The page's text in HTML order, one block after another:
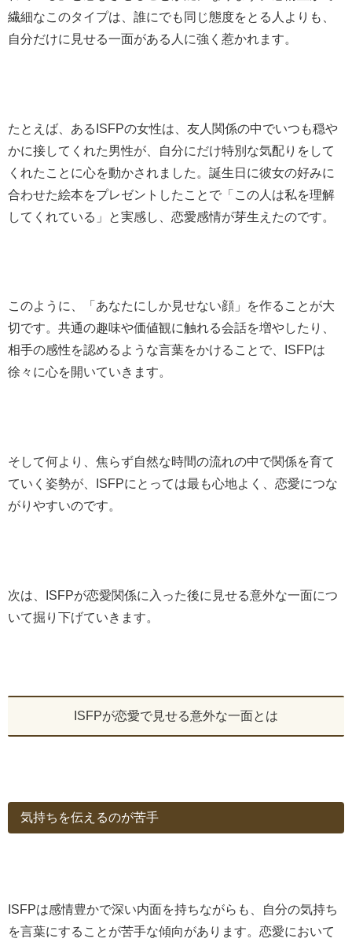
繊細なこのタイプは、誰にでも同じ態度をとる人よりも、
自分だけに見せる一面がある人に強く惹かれます。
たとえば、あるISFPの女性は、友人関係の中でいつも穏や
かに接してくれた男性が、自分にだけ特別な気配りをして
くれたことに心を動かされました。誕生日に彼女の好みに
合わせた絵本をプレゼントしたことで「この人は私を理解
してくれている」と実感し、恋愛感情が芽生えたのです。
このように、「あなたにしか見せない顔」を作ることが大
切です。共通の趣味や価値観に触れる会話を増やしたり、
相手の感性を認めるような言葉をかけることで、ISFPは
徐々に心を開いていきます。
そして何より、焦らず自然な時間の流れの中で関係を育て
ていく姿勢が、ISFPにとっては最も心地よく、恋愛につな
がりやすいのです。
次は、ISFPが恋愛関係に入った後に見せる意外な一面につ
いて掘り下げていきます。
ISFPが恋愛で見せる意外な一面とは
気持ちを伝えるのが苦手
ISFPは感情豊かで深い内面を持ちながらも、自分の気持ち
を言葉にすることが苦手な傾向があります。恋愛において